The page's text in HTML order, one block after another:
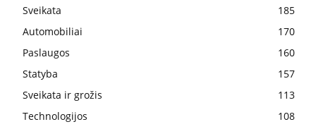
Sveikata
185
Automobiliai
170
Paslaugos
160
Statyba
157
Sveikata ir grožis
113
Technologijos
108